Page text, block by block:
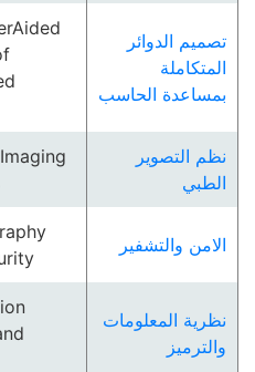
تصميم الدوائر
المتكاملة
بمساعدة الحاسب
نظم التصوير
الطبي
Imaging
الامن والتشفير
نظرية المعلومات
والترميز